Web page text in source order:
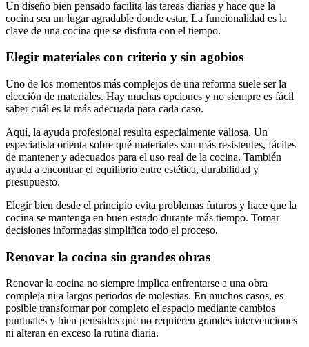
Un diseño bien pensado facilita las tareas diarias y hace que la
cocina sea un lugar agradable donde estar. La funcionalidad es la
clave de una cocina que se disfruta con el tiempo.
Elegir materiales con criterio y sin agobios
Uno de los momentos más complejos de una reforma suele ser la
elección de materiales. Hay muchas opciones y no siempre es fácil
saber cuál es la más adecuada para cada caso.
Aquí, la ayuda profesional resulta especialmente valiosa. Un
especialista orienta sobre qué materiales son más resistentes, fáciles
de mantener y adecuados para el uso real de la cocina. También
ayuda a encontrar el equilibrio entre estética, durabilidad y
presupuesto.
Elegir bien desde el principio evita problemas futuros y hace que la
cocina se mantenga en buen estado durante más tiempo. Tomar
decisiones informadas simplifica todo el proceso.
Renovar la cocina sin grandes obras
Renovar la cocina no siempre implica enfrentarse a una obra
compleja ni a largos periodos de molestias. En muchos casos, es
posible transformar por completo el espacio mediante cambios
puntuales y bien pensados que no requieren grandes intervenciones
ni alteran en exceso la rutina diaria.